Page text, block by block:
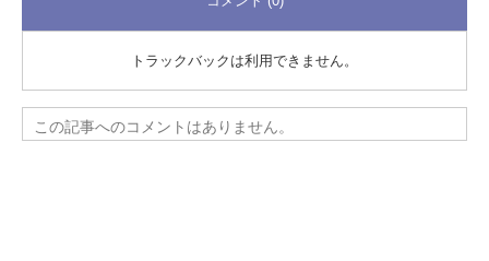
トラックバックは利用できません。
この記事へのコメントはありません。